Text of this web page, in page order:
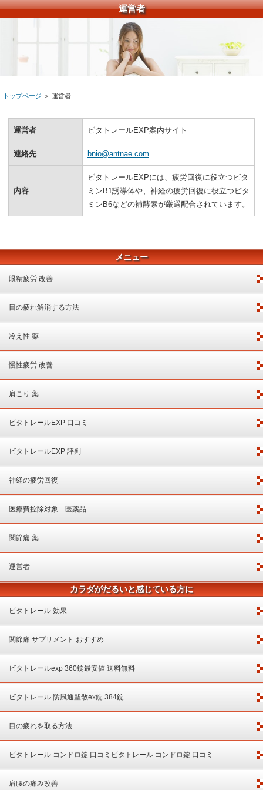
運営者
トップページ ＞ 運営者
運営者 ビタトレールEXP案内サイト
連絡先 bnio@antnae.com
内容
ビタトレールEXPには、疲労回復に役立つビタ
ミンB1誘導体や、神経の疲労回復に役立つビタ
ミンB6などの補酵素が厳選配合されています。
メニュー
眼精疲労 改善
目の疲れ解消する方法
冷え性 薬
慢性疲労 改善
肩こり 薬
ビタトレールEXP 口コミ
ビタトレールEXP 評判
神経の疲労回復
医療費控除対象 医薬品
関節痛 薬
運営者
カラダがだるいと感じている方に
ビタトレール 効果
関節痛 サプリメント おすすめ
ビタトレールexp 360錠最安値 送料無料
ビタトレール 防風通聖散ex錠 384錠
目の疲れを取る方法
ビタトレール コンドロ錠 口コミビタトレール コンドロ錠 口コミ
肩腰の痛み改善